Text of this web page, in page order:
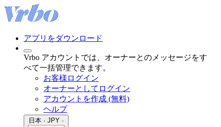
アプリをダウンロード
Vrbo アカウントでは、オーナーとのメッセージをす
べて一括管理できます。
お客様ログイン
オーナーとしてログイン
アカウントを作成 (無料)
ヘルプ